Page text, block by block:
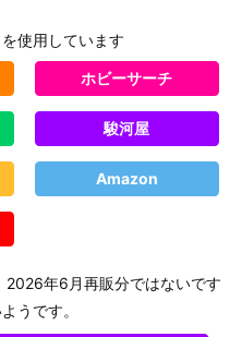
使用しています
ホビーサーチ
駿河屋
Amazon
2026年6月再販分ではないです
うです。